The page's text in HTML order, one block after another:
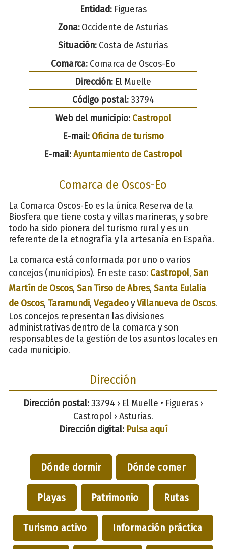
Entidad:Figueras
Zona: Occidente de Asturias
Situación: Costa de Asturias
Comarca: Comarca de Oscos-Eo
Dirección: El Muelle
Código postal:33794
Web del municipio: Castropol
E-mail: Oficina de turismo
E-mail:Ayuntamiento de Castropol
Comarca de Oscos-Eo
La Comarca Oscos-Eo es la única Reserva de la
Biosfera que tiene costa y villas marineras, y sobre
todo ha sido pionera del turismo rural y es un
referente de la etnografía y la artesanía en España.
La comarca está conformada por uno o varios
concejos (municipios). En este caso: Castropol, San
Martín de Oscos, San Tirso de Abres, Santa Eulalia
de Oscos, Taramundi, VegadeoyVillanueva de Oscos.
Los concejos representan las divisiones
administrativas dentro de la comarca y son
responsables de la gestión de los asuntos locales en
cada municipio.
Dirección
Dirección postal:33794 › El Muelle • Figueras ›
Castropol › Asturias.
Dirección digital: Pulsa aquí
Dónde dormir Dónde comer
Playas Patrimonio Rutas
Turismo activo Información práctica